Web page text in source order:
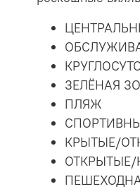
ЗЕЛЁНАЯ
ПЛЯЖ
КРЫТЫЕ/